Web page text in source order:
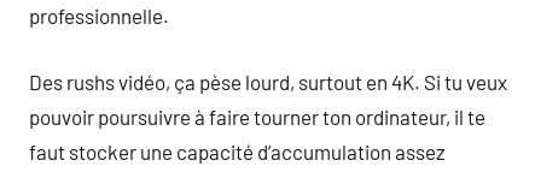
professionnelle.
Des rushs vidéo, ça pèse lourd, surtout en 4K. Si tu veux
pouvoir poursuivre à faire tourner ton ordinateur, il te
faut stocker une capacité d’accumulation assez